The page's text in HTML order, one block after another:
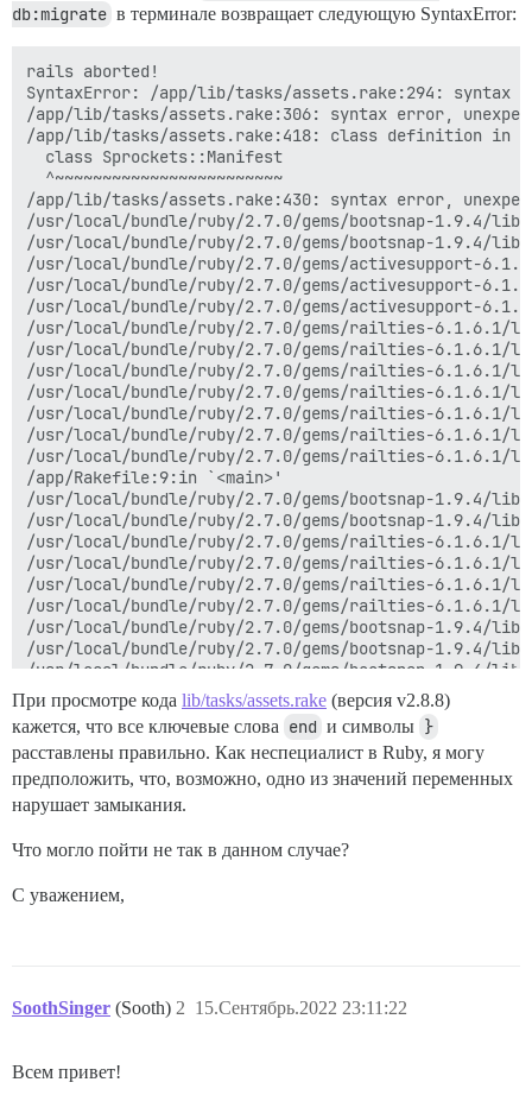
db:migrate в терминале возвращает следующую SyntaxError:
rails aborted!
SyntaxError: /app/lib/tasks/assets.rake:294:
/app/lib/tasks/assets.rake:306: syntax error,
/app/lib/tasks/assets.rake:418: class definition in
  class Sprockets::Manifest
  ^~~~~~~~~~~~~~~~~~~~~~~~~
/app/lib/tasks/assets.rake:430: syntax error,
/usr/local/bundle/ruby/2.7.0/gems/bootsnap-1.9.4/
/usr/local/bundle/ruby/2.7.0/gems/bootsnap-1.9.4/
/usr/local/bundle/ruby/2.7.0/gems/activesupport-
/usr/local/bundle/ruby/2.7.0/gems/activesupport-
/usr/local/bundle/ruby/2.7.0/gems/activesupport-
/usr/local/bundle/ruby/2.7.0/gems/railties-6.1.6.1/
/usr/local/bundle/ruby/2.7.0/gems/railties-6.1.6.1/
/usr/local/bundle/ruby/2.7.0/gems/railties-6.1.6.1/
/usr/local/bundle/ruby/2.7.0/gems/railties-6.1.6.1/
/usr/local/bundle/ruby/2.7.0/gems/railties-6.1.6.1/
/usr/local/bundle/ruby/2.7.0/gems/railties-
/usr/local/bundle/ruby/2.7.0/gems/railties-
/app/Rakefile:9:in `<main>'
/usr/local/bundle/ruby/2.7.0/gems/bootsnap-1.9.4/
/usr/local/bundle/ruby/2.7.0/gems/bootsnap-1.9.4/
/usr/local/bundle/ruby/2.7.0/gems/railties-6.1.6.1/
/usr/local/bundle/ruby/2.7.0/gems/railties-6.1.6.1/lib/
/usr/local/bundle/ruby/2.7.0/gems/railties-6.1.6.1/
/usr/local/bundle/ruby/2.7.0/gems/railties-6.1.6.1/
/usr/local/bundle/ruby/2.7.0/gems/bootsnap-1.9.4/
/usr/local/bundle/ruby/2.7.0/gems/bootsnap-1.9.4/
/usr/local/bundle/ruby/2.7.0/gems/bootsnap-1.9.4/
/usr/local/bundle/ruby/2.7.0/gems/bootsnap-1.9.4/
/usr/local/bundle/ruby/2.7.0/gems/bootsnap-1.9.4/
bin/rails:18:in `<main>'
При просмотре кода lib/tasks/assets.rake (версия v2.8.8)
кажется, что все ключевые слова end и символы }
расставлены правильно. Как неспециалист в Ruby, я могу
предположить, что, возможно, одно из значений переменных
нарушает замыкания.
Что могло пойти не так в данном случае?
С уважением,
SoothSinger (Sooth) 15.Сентябрь.2022 23:11:22
2
Всем привет!